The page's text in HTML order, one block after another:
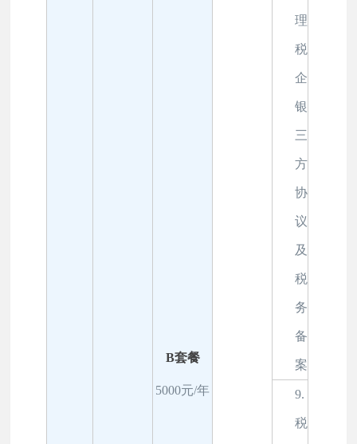
B套餐
5000元/年
理
税
企
银
三
方
协
议
及
税
务
备
案
9.
税